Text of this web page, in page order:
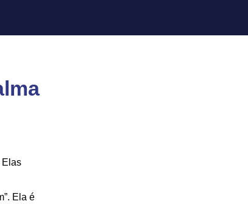
Elas
Ela é